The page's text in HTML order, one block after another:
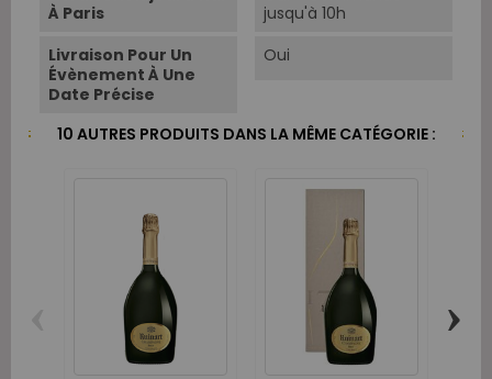
À Paris
jusqu'à 10h
Livraison Pour Un
Évènement À Une
Date Précise
Oui
10 AUTRES PRODUITS DANS LA MÊME CATÉGORIE :
›